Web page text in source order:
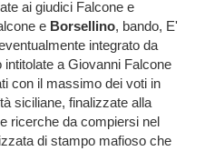
ai giudici Falcone e
e Borsellino, bando, E'
integrato da
a Giovanni Falcone
con il massimo dei voti in
siciliane, finalizzate alla
ricerche da compiersi nel
di stampo mafioso che